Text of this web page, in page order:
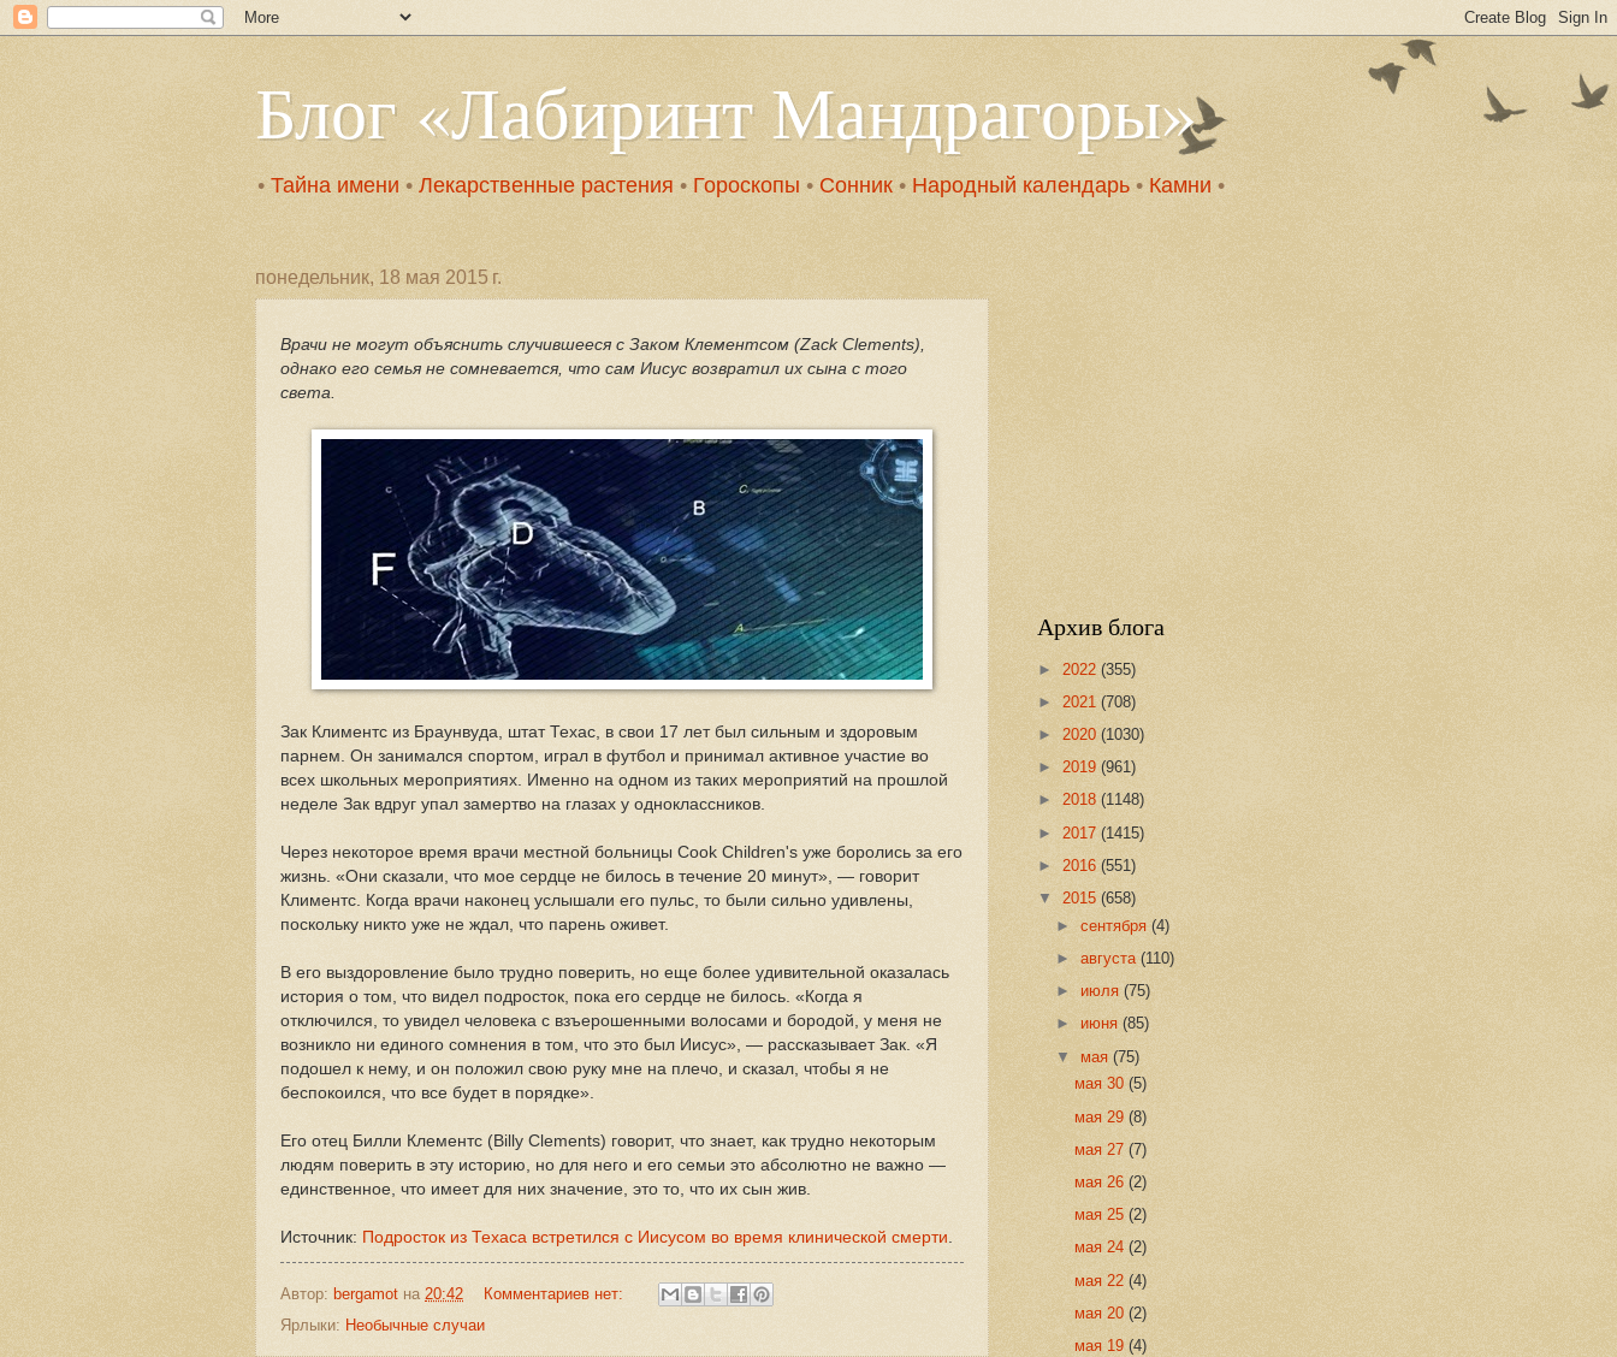
Блог «Лабиринт Мандрагоры»
• Тайна имени • Лекарственные растения • Гороскопы • Сонник • Народный календарь • Камни •
понедельник, 18 мая 2015 г.
Врачи не могут объяснить случившееся с Заком Клементсом (Zack Clements),
однако его семья не сомневается, что сам Иисус возвратил их сына с того
света.
Зак Климентс из Браунвуда, штат Техас, в свои 17 лет был сильным и здоровым
парнем. Он занимался спортом, играл в футбол и принимал активное участие во
всех школьных мероприятиях. Именно на одном из таких мероприятий на прошлой
неделе Зак вдруг упал замертво на глазах у одноклассников.
Через некоторое время врачи местной больницы Cook Children's уже боролись за его
жизнь. «Они сказали, что мое сердце не билось в течение 20 минут», — говорит
Климентс. Когда врачи наконец услышали его пульс, то были сильно удивлены,
поскольку никто уже не ждал, что парень оживет.
В его выздоровление было трудно поверить, но еще более удивительной оказалась
история о том, что видел подросток, пока его сердце не билось. «Когда я
отключился, то увидел человека с взъерошенными волосами и бородой, у меня не
возникло ни единого сомнения в том, что это был Иисус», — рассказывает Зак. «Я
подошел к нему, и он положил свою руку мне на плечо, и сказал, чтобы я не
беспокоился, что все будет в порядке».
Его отец Билли Клементс (Billy Clements) говорит, что знает, как трудно некоторым
людям поверить в эту историю, но для него и его семьи это абсолютно не важно —
единственное, что имеет для них значение, это то, что их сын жив.
Источник: Подросток из Техаса встретился с Иисусом во время клинической смерти
Автор: bergamot на 20:42
Комментариев нет:
Ярлыки: Необычные случаи
Архив блога
► 2022 (355)
► 2021 (708)
► 2020 (1030)
► 2019 (961)
► 2018 (1148)
► 2017 (1415)
► 2016 (551)
▼ 2015 (658)
►сентября(4)
►августа(110)
►июля(75)
►июня(85)
▼мая(75)
мая 30 (5)
мая 29 (8)
мая 27 (7)
мая 26 (2)
мая 25 (2)
мая 24 (2)
мая 22 (4)
мая 20 (2)
мая 19 (4)